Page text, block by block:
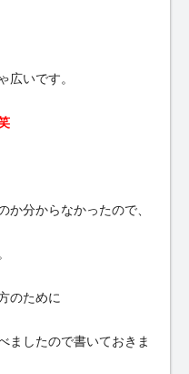
広いです。
か分からなかったので、
のために
ましたので書いておきま